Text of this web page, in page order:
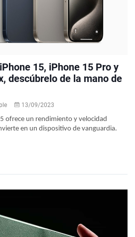
15, iPhone 15 Pro y
descúbrelo de la mano de
13/09/2023
ofrece un rendimiento y velocidad
en un dispositivo de vanguardia.